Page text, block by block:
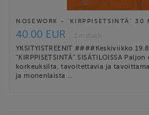
NOSEWORK - "KIRPPISETSINTÄ" 30
40.00 EUR
1 in stock
YKSITYISTREENIT ####Keskiviikko
"KIRPPISETSINTÄ" SISÄTILOISSA
korkeuksilta, tavoitettavia ja
ja monenlaista …